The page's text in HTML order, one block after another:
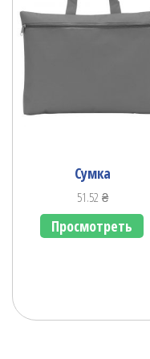
Сумка
51.52 ₴
Просмотреть